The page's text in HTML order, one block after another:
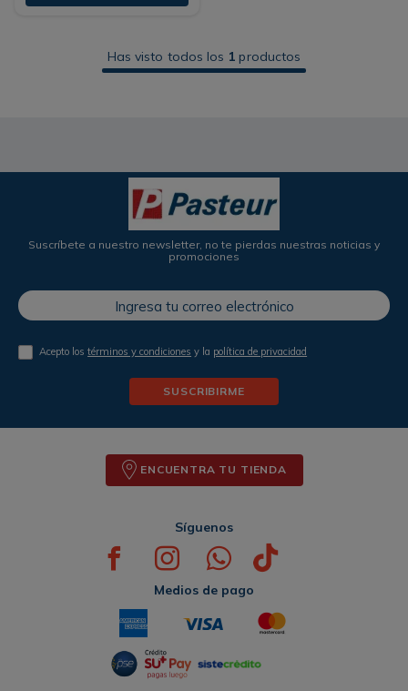
Has visto todos los 1 productos
Suscríbete a nuestro newsletter, no te pierdas nuestras noticias y
promociones
Acepto lostérminos y condiciones y la política de privacidad
SUSCRIBIRME
ENCUENTRA TU TIENDA
Síguenos
Medios de pago